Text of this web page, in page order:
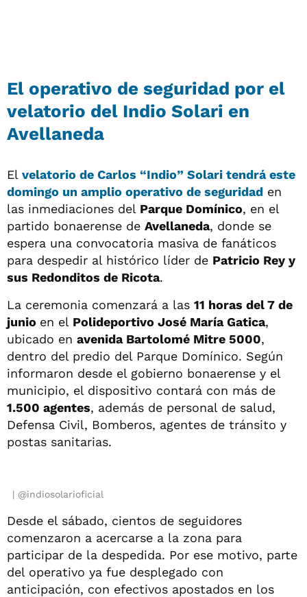
El operativo de seguridad por el
velatorio del Indio Solari en
Avellaneda
El velatorio de Carlos “Indio” Solari tendrá este
domingo un amplio operativo de seguridad en
las inmediaciones del Parque Domínico, en el
partido bonaerense de Avellaneda, donde se
espera una convocatoria masiva de fanáticos
para despedir al histórico líder de Patricio Rey y
sus Redonditos de Ricota.
La ceremonia comenzará a las 11 horas del 7 de
junio en el Polideportivo José María Gatica,
ubicado en avenida Bartolomé Mitre 5000,
dentro del predio del Parque Domínico. Según
informaron desde el gobierno bonaerense y el
municipio, el dispositivo contará con más de
1.500 agentes, además de personal de salud,
Defensa Civil, Bomberos, agentes de tránsito y
postas sanitarias.
@indiosolarioficial
Desde el sábado, cientos de seguidores
comenzaron a acercarse a la zona para
participar de la despedida. Por ese motivo, parte
del operativo ya fue desplegado con
anticipación, con efectivos apostados en los